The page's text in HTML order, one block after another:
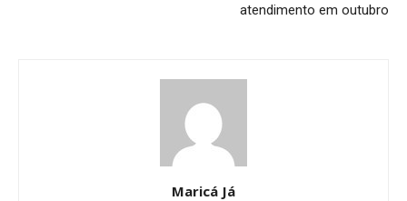
atendimento em outubro
Maricá Já